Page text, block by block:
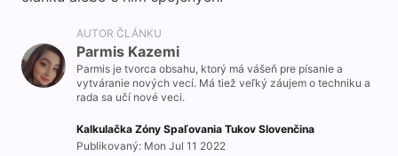
AUTOR ČLÁNKU
Parmis Kazemi
Parmis je tvorca obsahu, ktorý má vášeň pre písanie a
vytváranie nových vecí. Má tiež veľký záujem o techniku a
rada sa učí nové veci.
Kalkulačka Zóny Spaľovania Tukov Slovenčina
Publikovaný: Mon Jul 11 2022